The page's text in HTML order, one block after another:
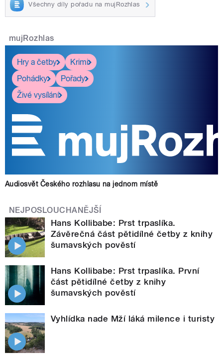
Všechny díly pořadu na mujRozhlas
mujRozhlas
Hry a četby
Krimi
Pohádky
Pořady
Živé vysílání
Audiosvět Českého rozhlasu na jednom místě
NEJPOSLOUCHANĚJŠÍ
Hans Kollibabe: Prst trpaslíka.
Závěrečná část pětidílné četby z knihy
šumavských pověstí
Hans Kollibabe: Prst trpaslíka. První
část pětidílné četby z knihy
šumavských pověstí
Vyhlídka nade Mží láká milence i turisty